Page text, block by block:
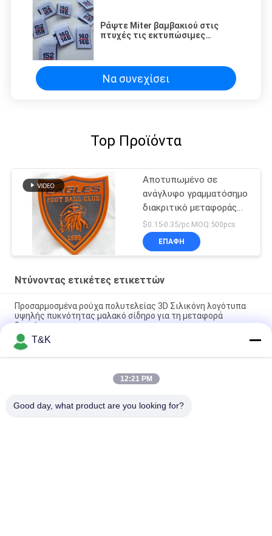
Ράψτε Miter βαμβακιού στις
πτυχές τις εκτυπώσιμες
Να συνεχίσει
Top Προϊόντα
Αποτυπωμένο σε
ανάγλυφο γραμματόσημο
διακριτικό μεταφοράς
θερμότητας μορφής TPU
για την ενδυμασία
ομάδας
$0.15-0.35/pc MOQ:500pcs
ΕΠΑΦΉ
Ντύνοντας ετικέτες ετικεττών
Προσαρμοσμένα ρούχα πολυτελείας 3D Σιλικόνη λογότυπα
υψηλής πυκνότητας μαλακό σίδηρο για τη μεταφορά
θερμότητας
Προσαρμοσμένη ίνα που φυτεύει PU το μαλακό τρισδιάστατο
λογότυπο σιλικόνης ετικετών μεταφοράς δέρματος
Προσαρμοσμένο σίδερο σε 3D ποδοσφαιρικό λογότυπο
T&K
12:21 PM
Good day, what product are you looking for?